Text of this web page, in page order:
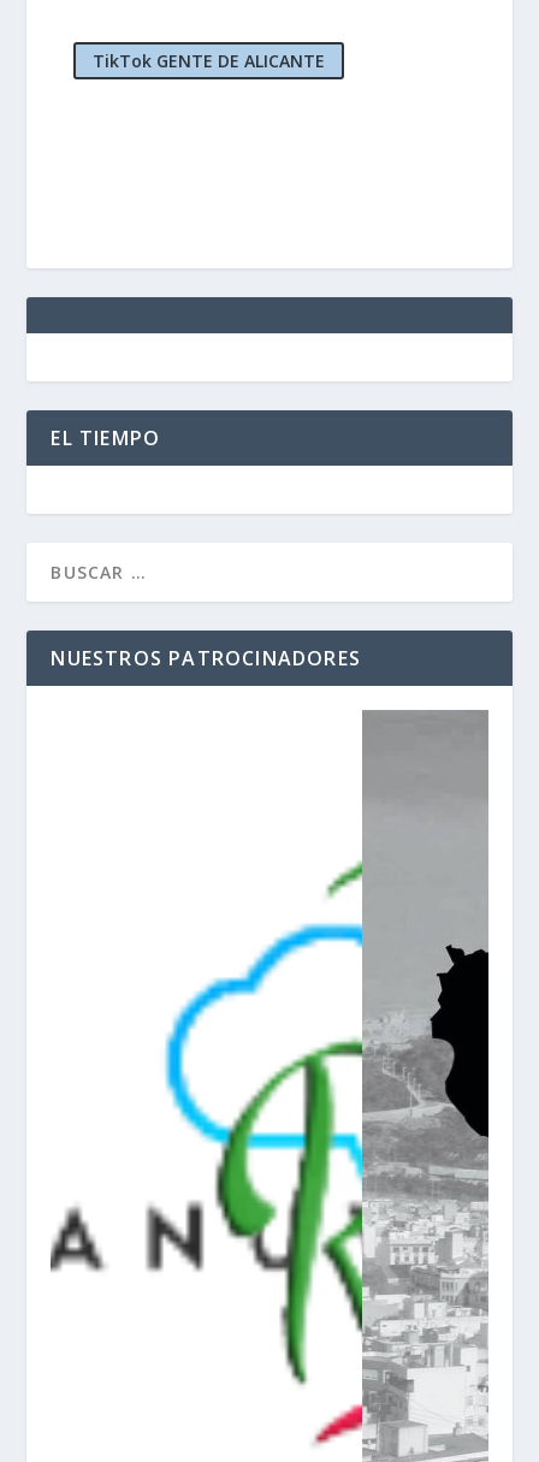
TikTok GENTE DE ALICANTE
EL TIEMPO
NUESTROS PATROCINADORES